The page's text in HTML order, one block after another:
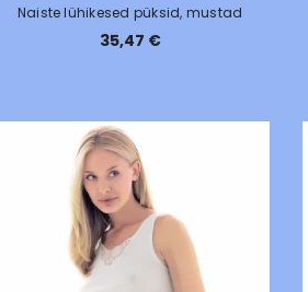
Naiste lühikesed püksid, mustad
35,47 €